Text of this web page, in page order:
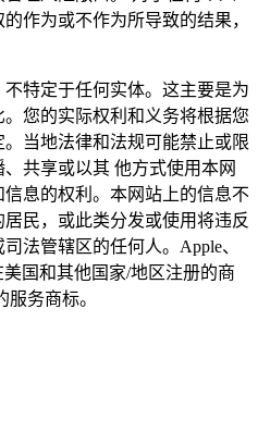
作为或不作为所导致的结果，
特定于任何实体。这主要是为
您的实际权利和义务将根据您
当地法律和法规可能禁止或限
共享或以其 他方式使用本网
息的权利。本网站上的信息不
民，或此类分发或使用将违反
法管辖区的任何人。Apple、
美国和其他国家/地区注册的商
服务商标。